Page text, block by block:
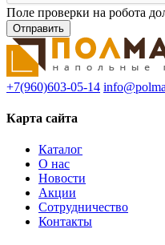
Поле проверки на робота
+7(960)603-05-14
Карта сайта
Каталог
О нас
Новости
Акции
Сотрудничество
Контакты